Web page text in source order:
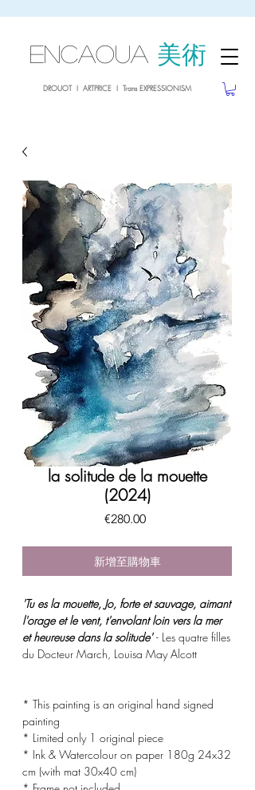
ENCAOUA 美術
DROUOT I ARTPRICE I Trans EXPRESSIONISM
la solitude de la mouette
(2024)
€280.00價
新增至購物車
'Tu es la mouette, Jo, forte et sauvage, aimant
l'orage et le vent, t'envolant loin vers la mer
et heureuse dans la solitude'- Les quatre filles
du Docteur March, Louisa May Alcott
* This painting is an original hand signed
painting
* Limited only 1 original piece
* Ink & Watercolour on paper 180g 24x32
cm (with mat 30x40 cm)